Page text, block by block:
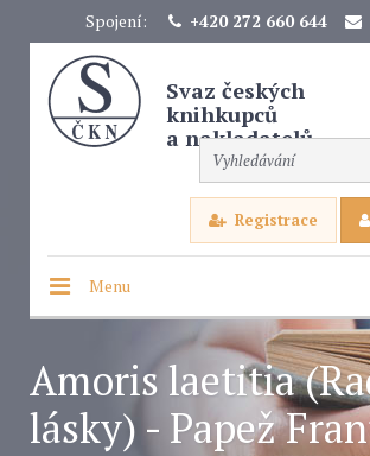
Spojení: +420 272 660 644
Svaz českých
knihkupců
a nakladatelů
Registrace
Menu
Amoris laetitia
lásky) - Papež